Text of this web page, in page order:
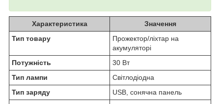
Характеристика
Значення
Тип товару
Прожектор/ліхтар на
акумуляторі
Потужність
30 Вт
Тип лампи
Світлодіодна
Тип заряду
USB, сонячна панель